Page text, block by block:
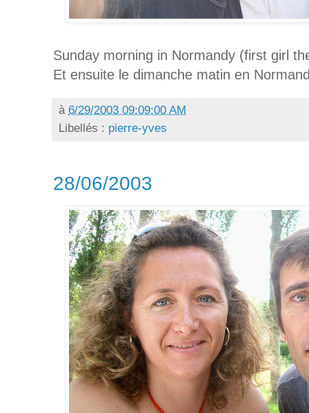
Sunday morning in Normandy (first girl
Et ensuite le dimanche matin en
à 6/29/2003 09:09:00 AM
Libellés : pierre-yves
28/06/2003